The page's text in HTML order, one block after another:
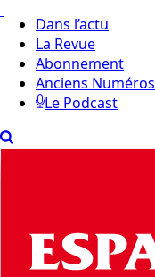
Dans l’actu
La Revue
Abonnement
Anciens Numéros
Le Podcast